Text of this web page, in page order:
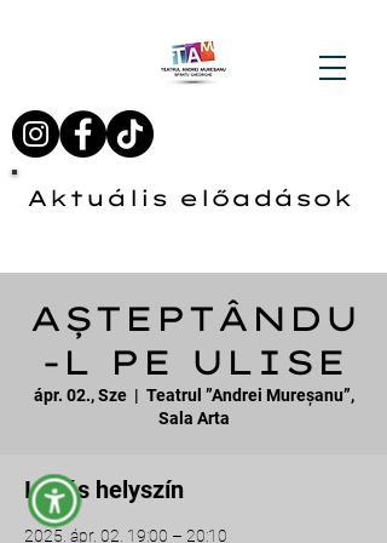
Aktuális előadások
AȘTEPTÂNDU
-L PE ULISE
ápr. 02., Sze
  |
Teatrul ”Andrei Mureșanu”,
Sala Arta
Idő és helyszín
2025. ápr. 02. 19:00 – 20:10